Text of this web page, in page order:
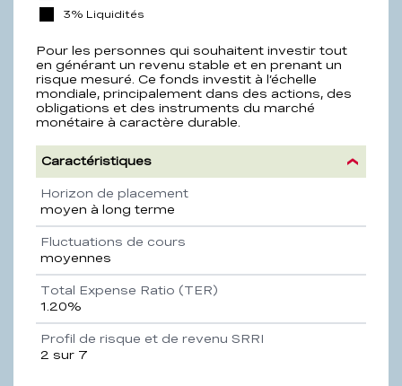
3% Liquidités
Pour les personnes qui souhaitent investir tout
en générant un revenu stable et en prenant un
risque mesuré. Ce fonds investit à l’échelle
mondiale, principalement dans des actions, des
obligations et des instruments du marché
monétaire à caractère durable.
Caractéristiques
Horizon de placement
moyen à long terme
Fluctuations de cours
moyennes
Total Expense Ratio (TER)
1.20%
Profil de risque et de revenu SRRI
2 sur 7